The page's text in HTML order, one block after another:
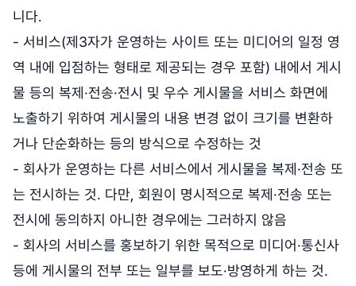
니다.
- 서비스(제3자가 운영하는 사이트 또는 미디어의 일정 영
역 내에 입점하는 형태로 제공되는 경우 포함) 내에서 게시
물 등의 복제·전송·전시 및 우수 게시물을 서비스 화면에
노출하기 위하여 게시물의 내용 변경 없이 크기를 변환하
거나 단순화하는 등의 방식으로 수정하는 것
- 회사가 운영하는 다른 서비스에서 게시물을 복제·전송 또
는 전시하는 것. 다만, 회원이 명시적으로 복제·전송 또는
전시에 동의하지 아니한 경우에는 그러하지 않음
- 회사의 서비스를 홍보하기 위한 목적으로 미디어·통신사
등에 게시물의 전부 또는 일부를 보도·방영하게 하는 것.